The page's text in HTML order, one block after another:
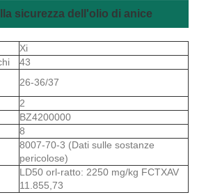
sicurezza dell'olio di anice
Xi
43
26-36/37
2
BZ4200000
8
8007-70-3 (Dati sulle sostanze
pericolose)
LD50 orl-ratto: 2250 mg/kg FCTXAV
11.855,73